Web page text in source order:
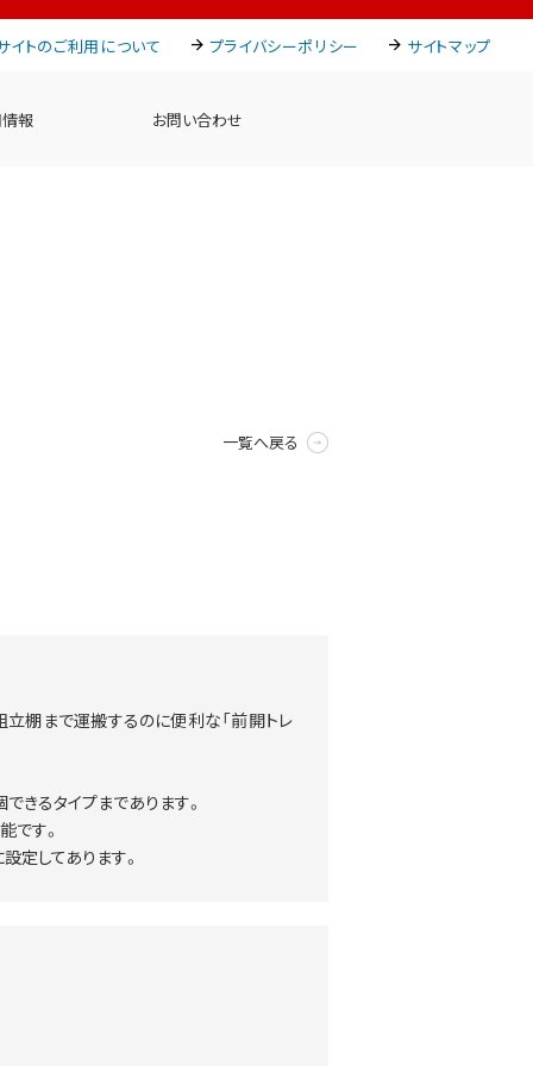
イトのご利用について プライバシーポリシー サイトマップ
報 お問い合わせ
一覧へ戻る
棚まで運搬するのに便利な「前開トレ
きるタイプまであります。
です。
定してあります。